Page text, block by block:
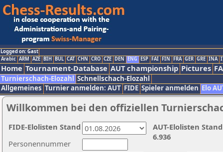
Logged on: Gast
Arabic ARM AZE BIH BUL CAT CHN CRO CZE DEN ENG ESP FAI FIN FRA GER GRE INA
Home Tournament-Database AUT championship Pictures
Turnierschach-Elozahl Schnellschach-Elozahl
Allgemeines Turnier anmelden: AUT FIDE Spieler anmelden Elo
Willkommen bei den offiziellen
Personennummer
AUT-Elolisten
6.936
FIDE-Elolisten Stand